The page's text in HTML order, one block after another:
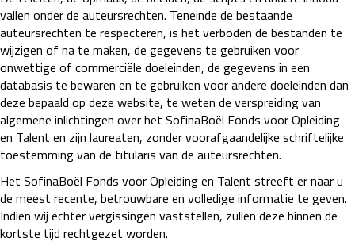
vallen onder de auteursrechten. Teneinde de bestaande
auteursrechten te respecteren, is het verboden de bestanden te
wijzigen of na te maken, de gegevens te gebruiken voor
onwettige of commerciële doeleinden, de gegevens in een
databasis te bewaren en te gebruiken voor andere doeleinden dan
deze bepaald op deze website, te weten de verspreiding van
algemene inlichtingen over het SofinaBoël Fonds voor Opleiding
en Talent en zijn laureaten, zonder voorafgaandelijke schriftelijke
toestemming van de titularis van de auteursrechten.
Het SofinaBoël Fonds voor Opleiding en Talent streeft er naar u
de meest recente, betrouwbare en volledige informatie te geven.
Indien wij echter vergissingen vaststellen, zullen deze binnen de
kortste tijd rechtgezet worden.